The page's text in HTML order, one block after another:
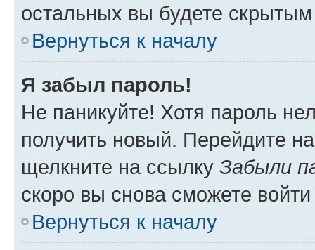
остальных вы будете
Вернуться к началу
Я забыл пароль!
Не паникуйте! Хотя пароль
получить новый. Перейдите
щелкните на ссылку Забыли
скоро вы снова сможете
Вернуться к началу